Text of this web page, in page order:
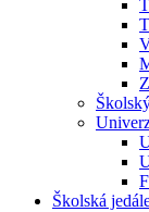
Školská